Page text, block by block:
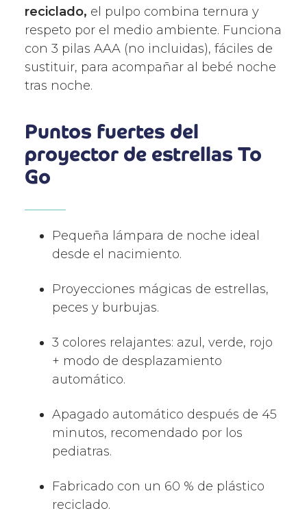
reciclado, el pulpo combina ternura y
respeto por el medio ambiente. Funciona
con 3 pilas AAA (no incluidas), fáciles de
sustituir, para acompañar al bebé noche
tras noche.
Puntos fuertes del
proyector de estrellas To
Go
Pequeña lámpara de noche ideal
desde el nacimiento.
Proyecciones mágicas de estrellas,
peces y burbujas.
3 colores relajantes: azul, verde, rojo
+ modo de desplazamiento
automático.
Apagado automático después de 45
minutos, recomendado por los
pediatras.
Fabricado con un 60 % de plástico
reciclado.